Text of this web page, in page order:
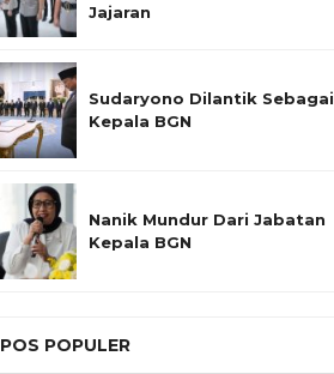
Jajaran
Sudaryono Dilantik Sebagai
Kepala BGN
Nanik Mundur Dari Jabatan
Kepala BGN
POS POPULER